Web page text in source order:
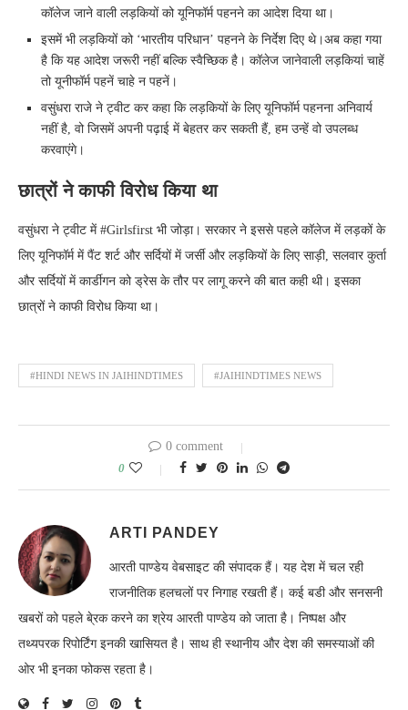
कॉलेज जाने वाली लड़कियों को यूनिफॉर्म पहनने का आदेश दिया था।
इसमें भी लड़कियों को ‘भारतीय परिधान’ पहनने के निर्देश दिए थे।अब कहा गया
है कि यह आदेश जरूरी नहीं बल्कि स्वैच्छिक है। कॉलेज जानेवाली लड़कियां चाहें
तो यूनीफॉर्म पहनें चाहे न पहनें।
वसुंधरा राजे ने ट्वीट कर कहा कि लड़कियों के लिए यूनिफॉर्म पहनना अनिवार्य
नहीं है, वो जिसमें अपनी पढ़ाई में बेहतर कर सकती हैं, हम उन्हें वो उपलब्ध
करवाएंगे।
छात्रों ने काफी विरोध किया था
वसुंधरा ने ट्वीट में #Girlsfirst भी जोड़ा। सरकार ने इससे पहले कॉलेज में लड़कों के
लिए यूनिफॉर्म में पैंट शर्ट और सर्दियों में जर्सी और लड़कियों के लिए साड़ी, सलवार कुर्ता
और सर्दियों में कार्डीगन को ड्रेस के तौर पर लागू करने की बात कही थी। इसका
छात्रों ने काफी विरोध किया था।
#HINDI NEWS IN JAIHINDTIMES #JAIHINDTIMES NEWS
0 comment
0
ARTI PANDEY
आरती पाण्डेय वेबसाइट की संपादक हैं। यह देश में चल रही
राजनीतिक हलचलों पर निगाह रखती हैं। कई बडी और सनसनी
खबरों को पहले बे्रक करने का श्रेय आरती पाण्डेय को जाता है। निष्पक्ष और
तथ्यपरक रिपोर्टिंग इनकी खासियत है। साथ ही स्थानीय और देश की समस्याओं की
ओर भी इनका फोकस रहता है।